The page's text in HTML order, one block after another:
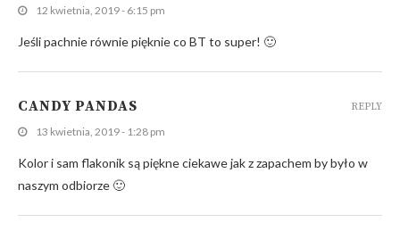
12 kwietnia, 2019 - 6:15 pm
Jeśli pachnie równie pięknie co BT to super! 🙂
CANDY PANDAS
13 kwietnia, 2019 - 1:28 pm
Kolor i sam flakonik są piękne ciekawe jak z zapachem by było w
naszym odbiorze 🙂
REPLY